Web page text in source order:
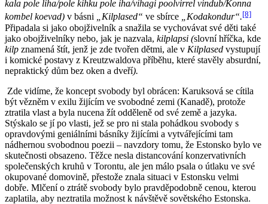
kala pole liha/pole kihku pole iha/vihagi poolvirrel vindub/Konna
kombel koevad) v básni „Kilplased“ ve sbírce „Kodakondur“.[8]
Připadala si jako obojživelník a snažila se vychovávat své děti také
jako obojživelníky nebo, jak je nazvala, kilplapsi (slovní hříčka, kde
kilp znamená štít, jenž je zde tvořen dětmi, ale v Kilplased vystupují
i komické postavy z Kreutzwaldova příběhu, které stavěly absurdní,
nepraktický dům bez oken a dveří).
Zde vidíme, že koncept svobody byl obrácen: Karuksová se cítila
být vězněm v exilu žijícím ve svobodné zemi (Kanadě), protože
ztratila vlast a byla nucena žít odděleně od své země a jazyka.
Stýskalo se jí po vlasti, jež se pro ni stala pohádkou svobody s
opravdovými geniálními básníky žijícími a vytvářejícími tam
nádhernou svobodnou poezii – navzdory tomu, že Estonsko bylo ve
skutečnosti obsazeno. Těžce nesla distancování konzervativních
společenských kruhů v Torontu, ale jen málo psala o útlaku ve své
okupované domovině, přestože znala situaci v Estonsku velmi
dobře. Mlčení o ztrátě svobody bylo pravděpodobně cenou, kterou
zaplatila, aby neztratila možnost k návštěvě sovětského Estonska.